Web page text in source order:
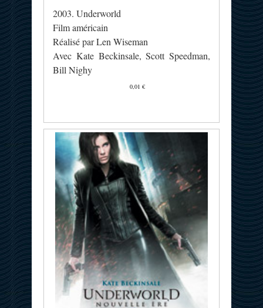
2003. Underworld
Film américain
Réalisé par Len Wiseman
Avec Kate Beckinsale, Scott Speedman,
Bill Nighy
0,01 €